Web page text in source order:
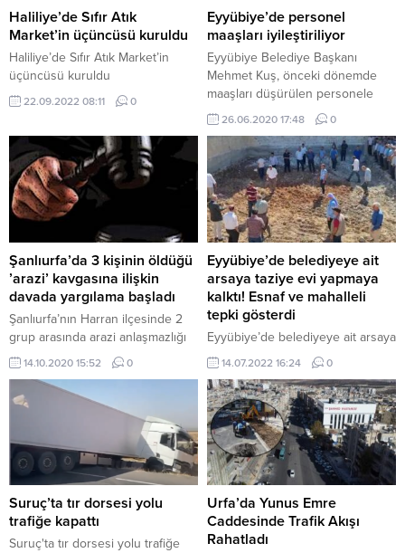
Haliliye’de Sıfır Atık
Market’in üçüncüsü kuruldu
Haliliye’de Sıfır Atık Market’in
üçüncüsü kuruldu
22.09.2022 08:11 0
Eyyübiye’de personel
maaşları iyileştiriliyor
Eyyübiye Belediye Başkanı
Mehmet Kuş, önceki dönemde
maaşları düşürülen personele
olan maaş iyileştirme sözünü
tutuyor.
26.06.2020 17:48 0
Şanlıurfa’da 3 kişinin öldüğü
’arazi’ kavgasına ilişkin
davada yargılama başladı
Şanlıurfa’nın Harran ilçesinde 2
grup arasında arazi anlaşmazlığı
yüzünden çıkan ve 3 kişinin
öldüğü, 2 kişinin yaralandığı silahlı
kavgayla ilgili davada 2’si tutuklu
10 sanığın yargılanmasına
Kayseri’de başlandı. Kayseri
Adalet Sarayı 3. Ağır Ceza
Mahkemesinde görülen
duruşmaya tutuklu sanıklar A.B.
ve L.B. ile tutuksuz yargılanan 8
sanık SEGBİS ile katılırken,...
14.10.2020 15:52 0
Eyyübiye’de belediyeye ait
arsaya taziye evi yapmaya
kalktı! Esnaf ve mahalleli
tepki gösterdi
Eyyübiye’de belediyeye ait arsaya
taziye evi yapmaya kalktı! Esnaf
ve mahalleli tepki gösterdi
14.07.2022 16:24 0
Suruç’ta tır dorsesi yolu
trafiğe kapattı
Suruç'ta tır dorsesi yolu trafiğe
Urfa’da Yunus Emre
Caddesinde Trafik Akışı
Rahatladı